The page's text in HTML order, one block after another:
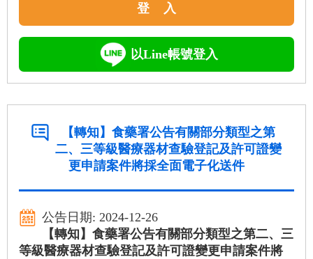
登 入
以Line帳號登入
【轉知】食藥署公告有關部分類型之第
二、三等級醫療器材查驗登記及許可證變
更申請案件將採全面電子化送件
公告日期: 2024-12-26
【轉知】食藥署公告有關部分類型之第二、三
等級醫療器材查驗登記及許可證變更申請案件將